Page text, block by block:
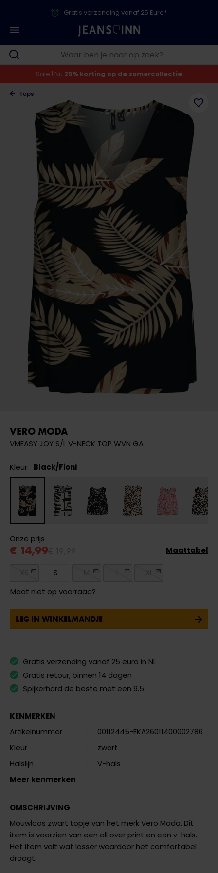
Gratis verzending vanaf 25 Euro*
Sale | Nu 25% korting op de zomercollectie
Tops
VERO MODA
VMEASY JOY S/L V-NECK TOP WVN GA
Kleur: Black/Fioni
Onze prijs
€ 14,99
S
Maat niet op voorraad?
Maattabel
LEG IN WINKELMANDJE
Gratis verzending vanaf 25 euro in NL
Gratis retour, binnen 14 dagen
Spijkerhard de beste met een 9.5
KENMERKEN
Artikelnummer
:
00112445-EKA26011400002786
Kleur
:
zwart
Halslijn
:
V-hals
Meer kenmerken
OMSCHRIJVING
Mouwloos zwart topje van het merk Vero Moda. Dit
item is voorzien van een all over print en een v-hals.
Het item valt wat losser waardoor het comfortabel
draagt.